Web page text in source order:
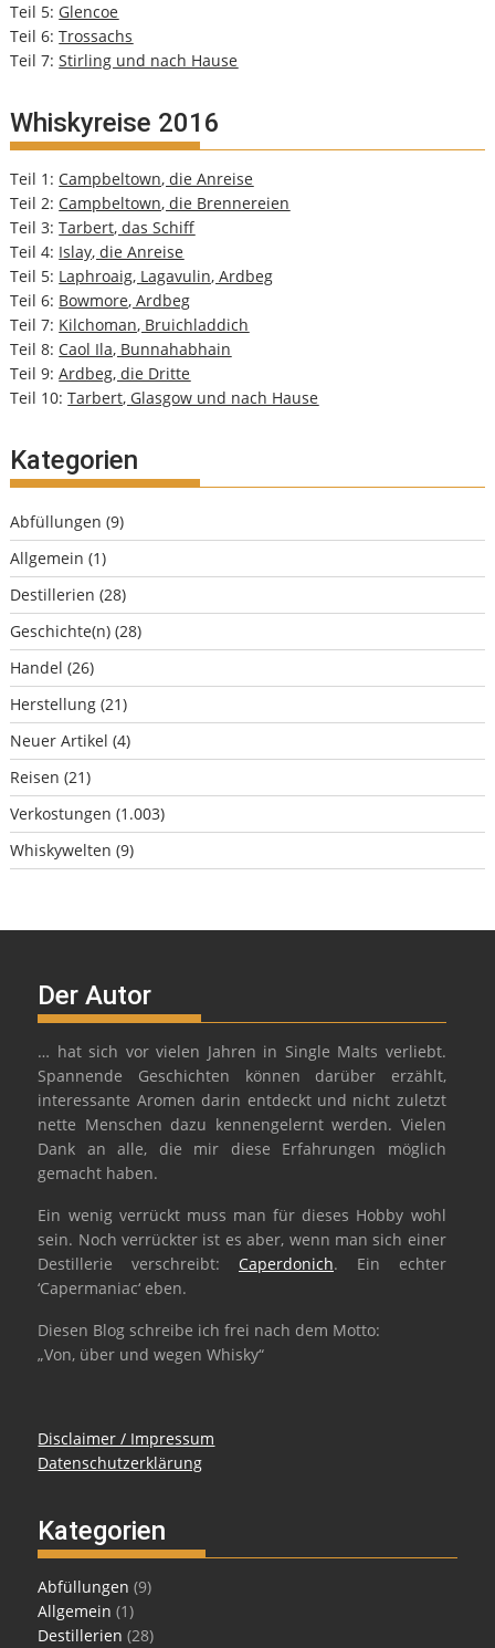
Teil 5: Glencoe
Teil 6:Trossachs
Teil 7:Stirling und nach Hause
Whiskyreise 2016
Teil 1: Campbeltown, die Anreise
Teil 2: Campbeltown, die Brennereien
Teil 3:Tarbert, das Schiff
Teil 4: Islay, die Anreise
Teil 5: Laphroaig, Lagavulin, Ardbeg
Teil 6: Bowmore, Ardbeg
Teil 7: Kilchoman, Bruichladdich
Teil 8: Caol Ila, Bunnahabhain
Teil 9:Ardbeg, die Dritte
Teil 10:Tarbert, Glasgow und nach Hause
Kategorien
Abfüllungen (9)
Allgemein (1)
Destillerien (28)
Geschichte(n) (28)
Handel (26)
Herstellung (21)
Neuer Artikel (4)
Reisen (21)
Verkostungen (1.003)
Whiskywelten (9)
Der Autor
… hat sich vor vielen Jahren in Single Malts verliebt.
Spannende Geschichten können darüber erzählt,
interessante Aromen darin entdeckt und nicht zuletzt
nette Menschen dazu kennengelernt werden. Vielen
Dank an alle, die mir diese Erfahrungen möglich
gemacht haben.
Ein wenig verrückt muss man für dieses Hobby wohl
sein. Noch verrückter ist es aber, wenn man sich einer
Destillerie verschreibt: Caperdonich. Ein echter
‘Capermaniac‘ eben.
Diesen Blog schreibe ich frei nach dem Motto:
„Von, über und wegen Whisky“
Disclaimer / Impressum
Datenschutzerklärung
Kategorien
Abfüllungen (9)
Allgemein (1)
Destillerien (28)